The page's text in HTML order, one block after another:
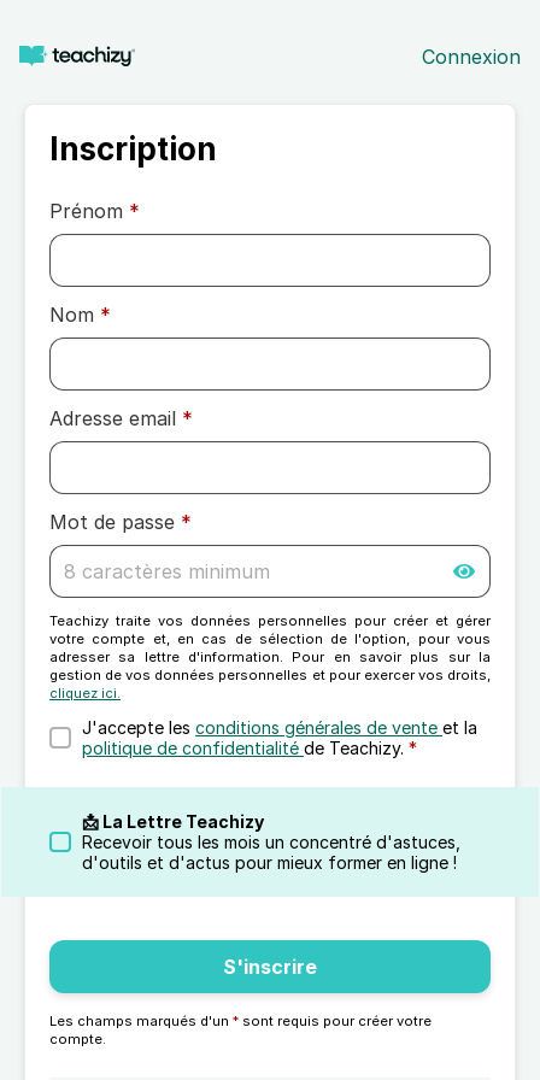
Connexion
Inscription
Prénom *
Nom *
Adresse email *
Mot de passe *
Teachizy traite vos données personnelles pour créer et gérer
votre compte et, en cas de sélection de l'option, pour vous
adresser sa lettre d'information. Pour en savoir plus sur la
gestion de vos données personnelles et pour exercer vos droits,
cliquez ici.
J'accepte les conditions générales de vente et la
politique de confidentialité de Teachizy. *
📩 La Lettre Teachizy
Recevoir tous les mois un concentré d'astuces,
d'outils et d'actus pour mieux former en ligne !
S'inscrire
Les champs marqués d'un * sont requis pour créer votre
compte.